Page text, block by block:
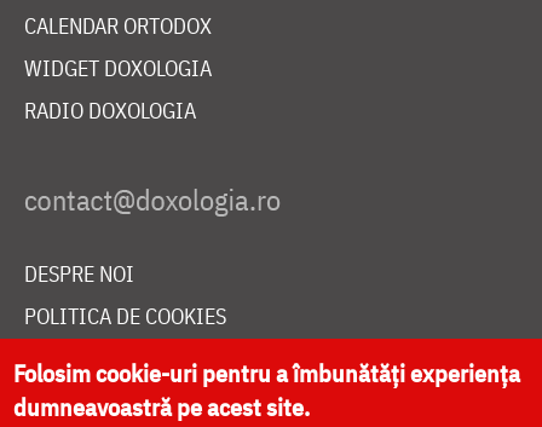
CALENDAR ORTODOX
WIDGET DOXOLOGIA
RADIO DOXOLOGIA
DESPRE NOI
POLITICA DE COOKIES
DONEAZĂ ONLINE PENTRU CATEDRALA NAȚIONALĂ
Folosim cookie-uri pentru a îmbunătăți experiența
dumneavoastră pe acest site.